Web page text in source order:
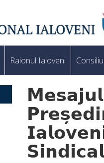
Raionul Ialoveni
𝗠𝗲𝘀𝗮𝗷𝘂𝗹